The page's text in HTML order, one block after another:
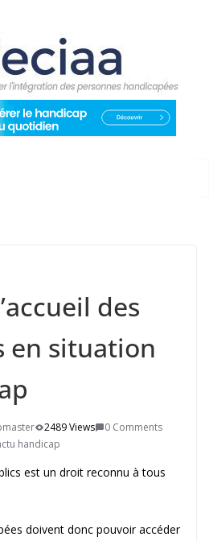
des
en situation
2489 Views
0 Comments
handicap
est un droit reconnu à tous
doivent donc pouvoir accéder